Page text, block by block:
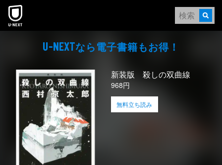
本文へスキップ
U-NEXTなら電⼦書籍もお得！
新装版 殺しの双曲線
968円
無料立ち読み